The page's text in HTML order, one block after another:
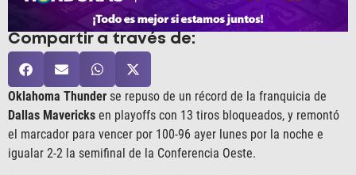
Compartir a través de:
Oklahoma Thunder se repuso de un récord de la franquicia de
Dallas Mavericks en playoffs con 13 tiros bloqueados, y remontó
el marcador para vencer por 100-96 ayer lunes por la noche e
igualar 2-2 la semifinal de la Conferencia Oeste.